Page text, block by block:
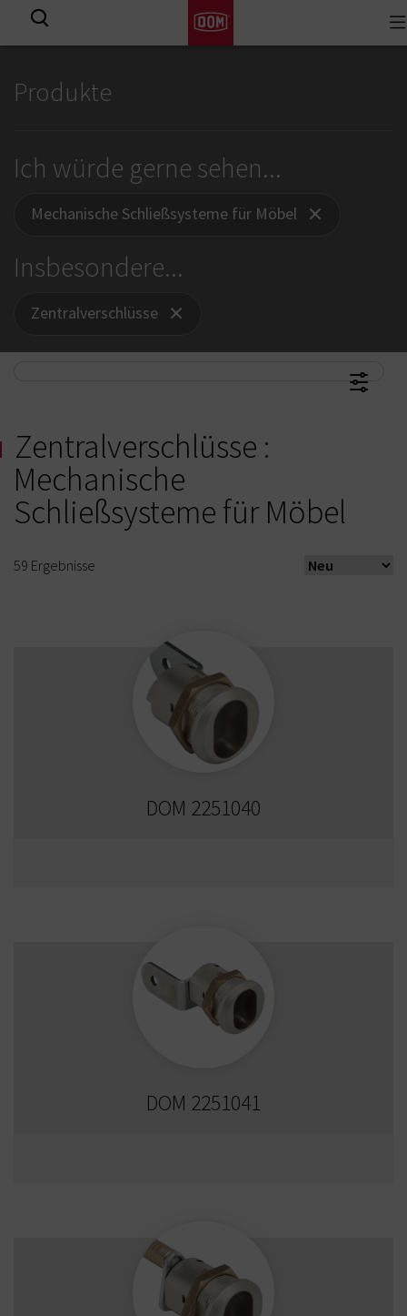
Produkte
Ich würde gerne sehen...
Mechanische Schließsysteme für Möbel
Insbesondere...
Zentralverschlüsse
Zentralverschlüsse :
Mechanische
Schließsysteme für Möbel
59 Ergebnisse
DOM 2251040
DOM 2251041